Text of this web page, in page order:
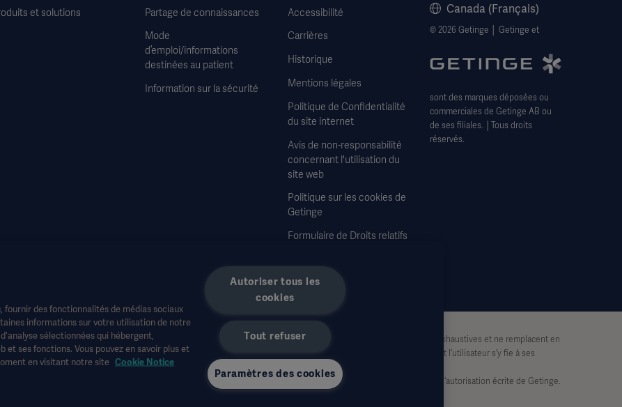
et solutions
Partage de connaissances
Mode
d’emploi/informations
destinées au patient
Information sur la sécurité
Accessibilité
Carrières
Historique
Mentions légales
Politique de Confidentialité
du site internet
Avis de non-responsabilité
concernant l'utilisation du
site web
Politique sur les cookies de
Getinge
Formulaire de Droits relatifs
Canada (Français)
© 2026 Getinge │ Getinge et
sont des marques déposées ou
commerciales de Getinge AB ou
de ses filiales. │Tous droits
réservés.
la santé ou à d'autres publics professionnels et sont fournies à titre d'information uniquement. Elles ne sont pas exhaustives et ne remplacent en
Getinge n'assume aucune responsabilité pour toute action ou omission d'une partie basée sur ce matériel, et l'utilisateur s'y fie à ses
ou autorisé dans votre pays. Les informations ne peuvent être copiées ou utilisées, en tout ou en partie, sans l'autorisation écrite de Getinge.
des fonctionnalités de médias sociaux
informations sur votre utilisation de notre
sélectionnées qui hébergent,
ses fonctions. Vous pouvez en savoir plus et
en visitant notre site Cookie Notice
Autoriser tous les
cookies
Tout refuser
Paramètres des cookies